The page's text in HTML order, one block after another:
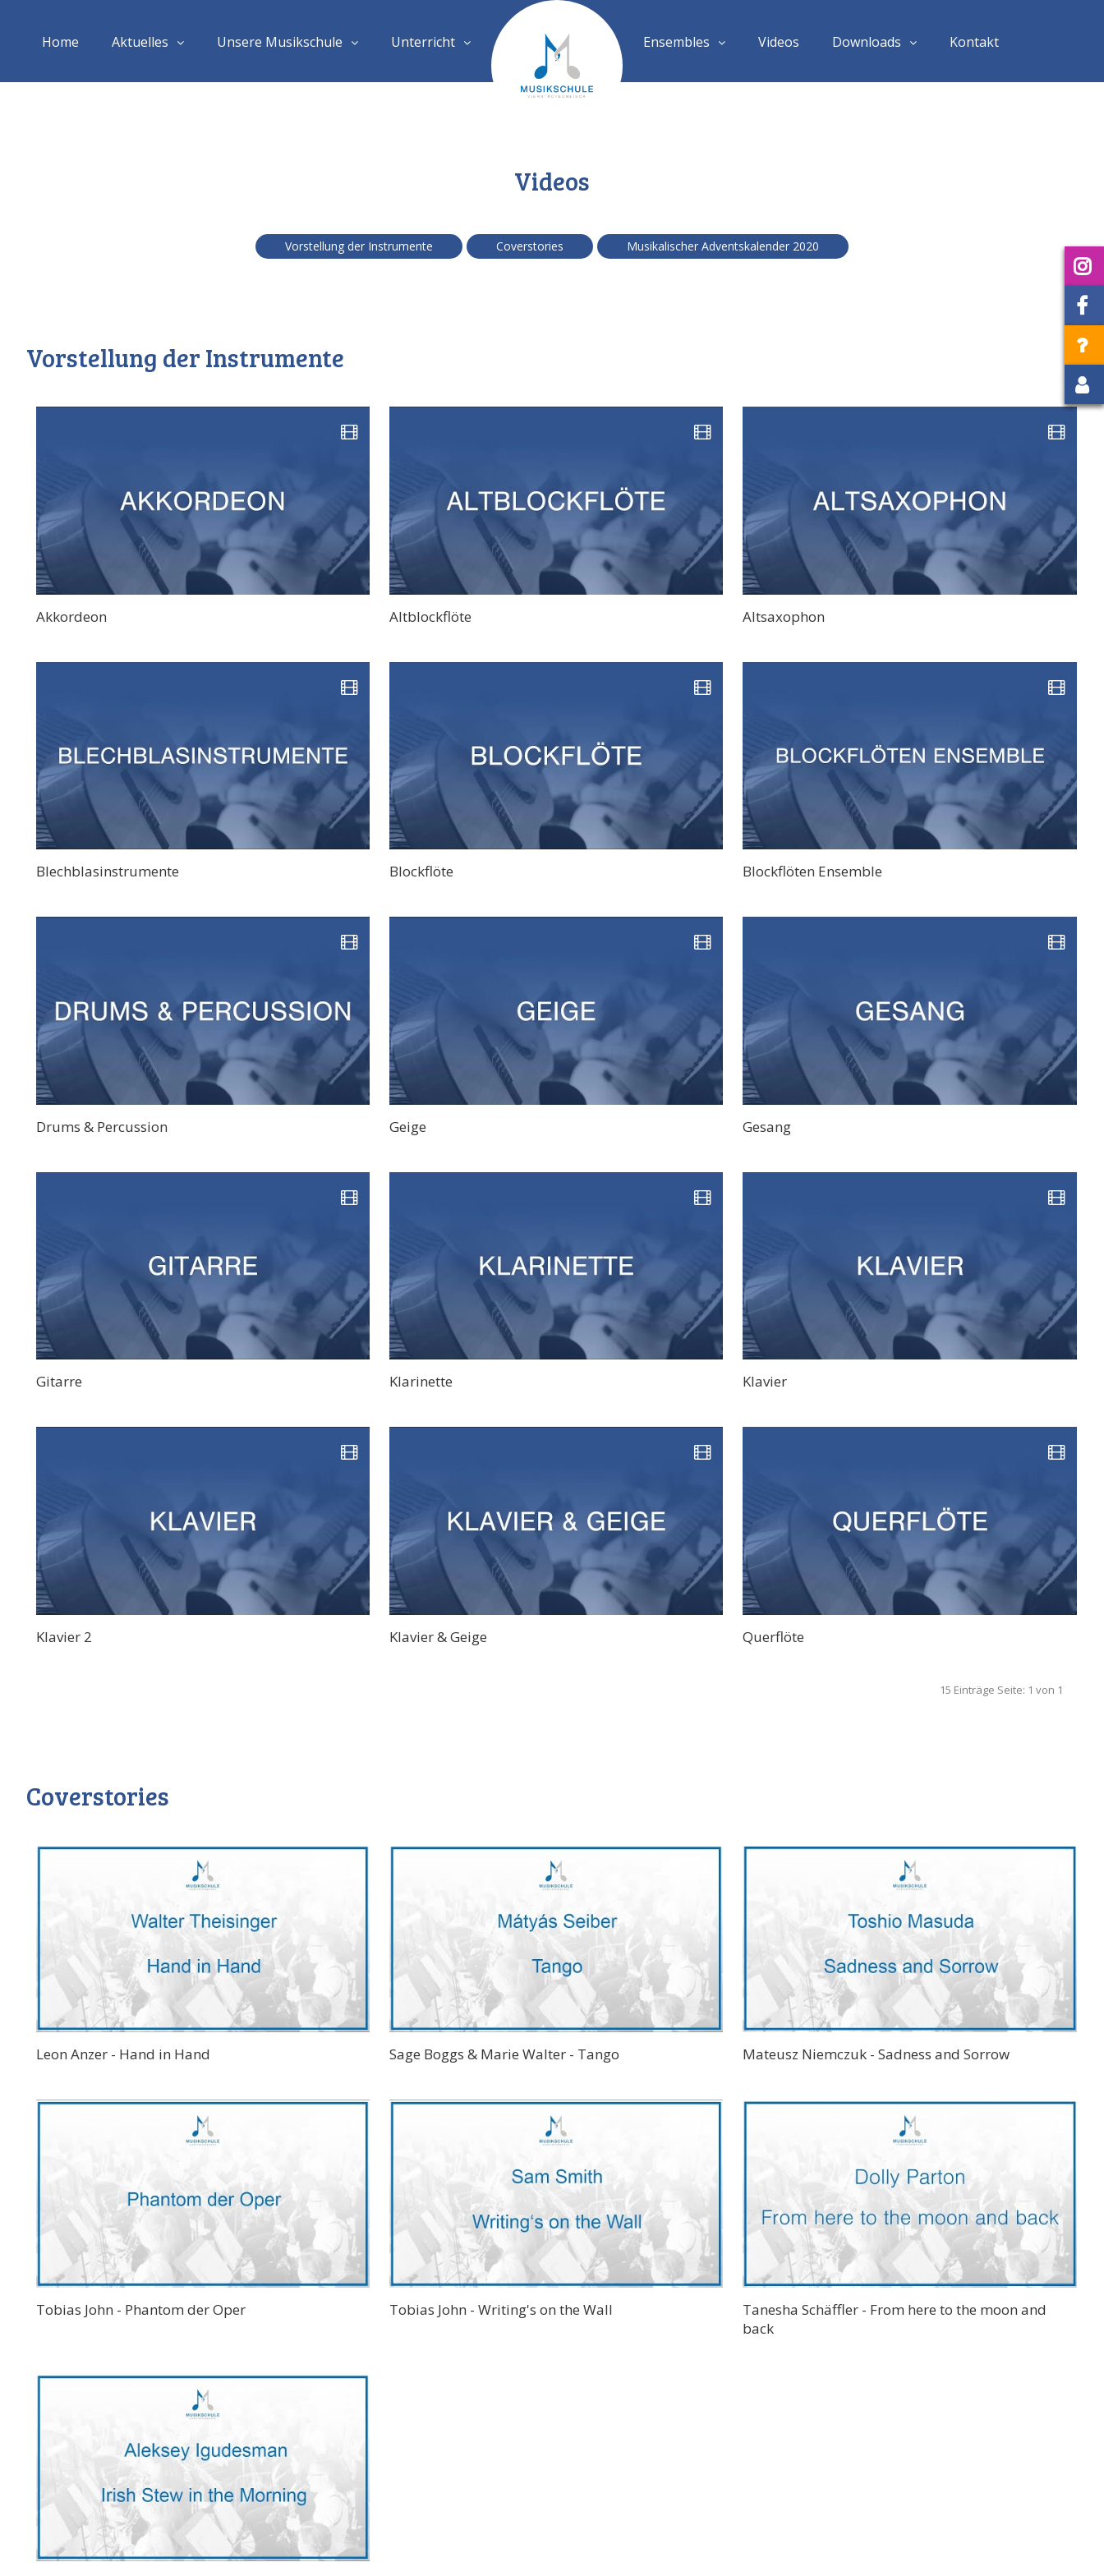
Home Aktuelles Unsere Musikschule Unterricht Ensembles Videos Downloads Kontakt
Videos
Vorstellung der Instrumente Coverstories Musikalischer Adventskalender 2020
Vorstellung der Instrumente
Akkordeon Altblockflöte Altsaxophon
Blechblasinstrumente Blockflöte Blockflöten Ensemble
Drums & Percussion Geige Gesang
Gitarre Klarinette Klavier
Klavier 2 Klavier & Geige Querflöte
15 Einträge Seite: 1 von 1
Coverstories
Leon Anzer - Hand in Hand Sage Boggs & Marie Walter - Tango Mateusz Niemczuk - Sadness and Sorrow
Tobias John - Phantom der Oper Tobias John - Writing's on the Wall
Tanesha Schäffler - From here to the moon and
back